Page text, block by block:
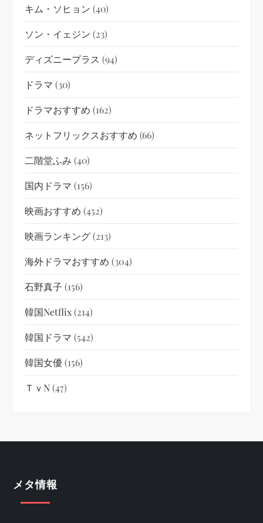
キム・ソヒョン (40)
ソン・イェジン (23)
ディズニープラス (94)
ドラマ (30)
ドラマおすすめ (162)
ネットフリックスおすすめ (66)
二階堂ふみ (40)
国内ドラマ (156)
映画おすすめ (452)
映画ランキング(213)
海外ドラマおすすめ (304)
石野真子 (156)
韓国netflix(214)
韓国ドラマ (542)
韓国女優(156)
ＴｖN(47)
メタ情報